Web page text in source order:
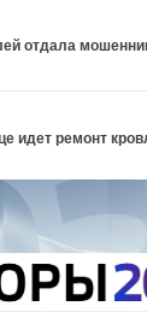
отдала
идет ремонт